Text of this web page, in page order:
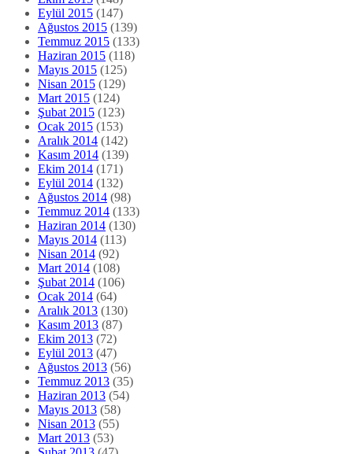
Eylül 2015 (147)
Ağustos 2015 (139)
Temmuz 2015 (133)
Haziran 2015 (118)
Mayıs 2015 (125)
Nisan 2015 (129)
Mart 2015 (124)
Şubat 2015 (123)
Ocak 2015 (153)
Aralık 2014 (142)
Kasım 2014 (139)
Ekim 2014 (171)
Eylül 2014 (132)
Ağustos 2014 (98)
Temmuz 2014 (133)
Haziran 2014 (130)
Mayıs 2014 (113)
Nisan 2014 (92)
Mart 2014 (108)
Şubat 2014 (106)
Ocak 2014 (64)
Aralık 2013 (130)
Kasım 2013 (87)
Ekim 2013 (72)
Eylül 2013 (47)
Ağustos 2013 (56)
Temmuz 2013 (35)
Haziran 2013 (54)
Mayıs 2013 (58)
Nisan 2013 (55)
Mart 2013 (53)